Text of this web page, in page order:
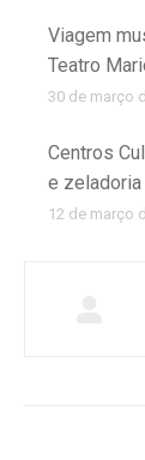
Viagem
Teatro
30 de março
Centros
e zeladoria
12 de março